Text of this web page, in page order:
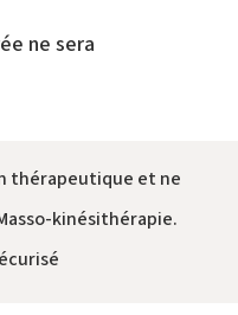
ne sera
thérapeutique et ne
kinésithérapie.